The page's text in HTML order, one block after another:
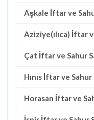
Aşkale İftar ve
Aziziye(ılıca) İftar
Çat İftar ve Sahur
Hınıs İftar ve
Horasan İftar ve